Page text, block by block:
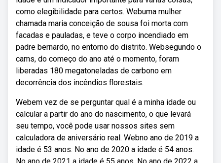
como elegibilidade para certos. Webuma mulher
chamada maria conceição de sousa foi morta com
facadas e pauladas, e teve o corpo incendiado em
padre bernardo, no entorno do distrito. Websegundo o
cams, do começo do ano até o momento, foram
liberadas 180 megatoneladas de carbono em
decorrência dos incêndios florestais.
Webem vez de se perguntar qual é a minha idade ou
calcular a partir do ano do nascimento, o que levará
seu tempo, você pode usar nossos sites sem
calculadora de aniversário real. Webno ano de 2019 a
idade é 53 anos. No ano de 2020 a idade é 54 anos.